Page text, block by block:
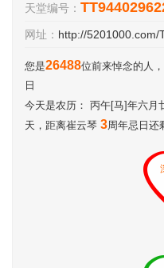
天堂编号：
网址： http://5201000.com/
您是26488位前来悼念的人
日
今天是农历： 丙午[马]年六月
天，距离崔云琴 3周年忌日还